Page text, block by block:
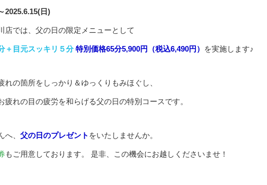
2025.6.15(日)
店では、父の日の限定メニューとして
＋目元スッキリ５分特別価格65分5,900円（税込6,490円） を実施します♪
れの箇所をしっかり＆ゆっくりもみほぐし、
疲れの目の疲労を和らげる父の日の特別コースです。
、 父の日のプレゼント をいたしませんか。
もご用意しております。 是非、この機会にお越しくださいませ！